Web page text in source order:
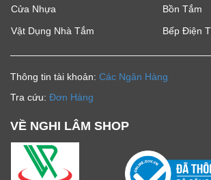
Cửa Nhựa
Bồn Tắm
Vật Dụng Nhà Tắm
Bếp Điện
Thông tin tài khoản: Các Ngân Hàng
Tra cứu: Đơn Hàng
VỀ NGHI LÂM SHOP